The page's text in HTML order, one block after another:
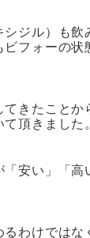
ジル）も飲
フォーの状
てきたことか
頂きました。
安い」「高
るわけでは